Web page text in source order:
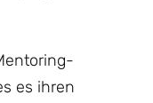
es ihren